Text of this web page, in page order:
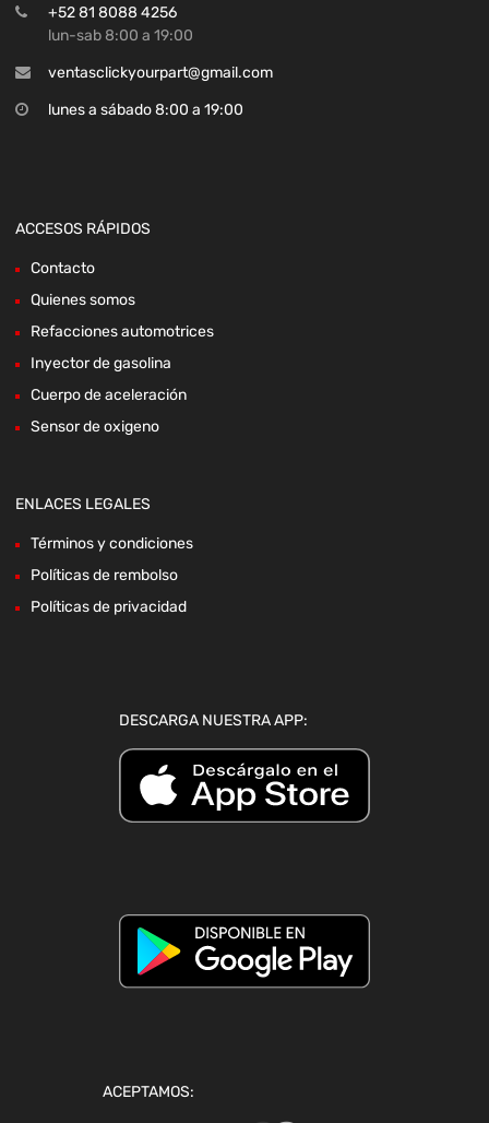
+52 81 8088 4256
lun-sab 8:00 a 19:00
ventasclickyourpart@gmail.com
lunes a sábado 8:00 a 19:00
ACCESOS RÁPIDOS
Contacto
Quienes somos
Refacciones automotrices
Inyector de gasolina
Cuerpo de aceleración
Sensor de oxigeno
ENLACES LEGALES
Términos y condiciones
Políticas de rembolso
Políticas de privacidad
DESCARGA NUESTRA APP:
ACEPTAMOS: